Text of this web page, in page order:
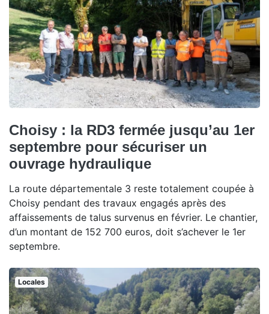
Choisy : la RD3 fermée jusqu’au 1er
septembre pour sécuriser un
ouvrage hydraulique
La route départementale 3 reste totalement coupée à
Choisy pendant des travaux engagés après des
affaissements de talus survenus en février. Le chantier,
d’un montant de 152 700 euros, doit s’achever le 1er
septembre.
Locales